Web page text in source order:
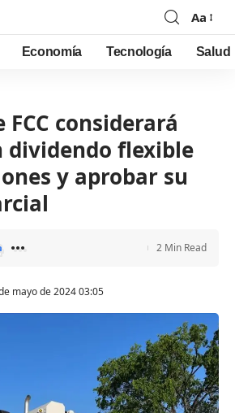
Font
Resizer
Aa
Economía Tecnología Salud
considerará
flexible
y aprobar su
mayo de 2024 03:05
2 Min Read